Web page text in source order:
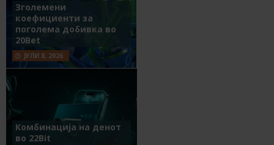
Зголемени
коефициенти за
поголема добивка во
20Bet
ЈУЛИ 8, 2026
Комбинација на денот
во 22Bit